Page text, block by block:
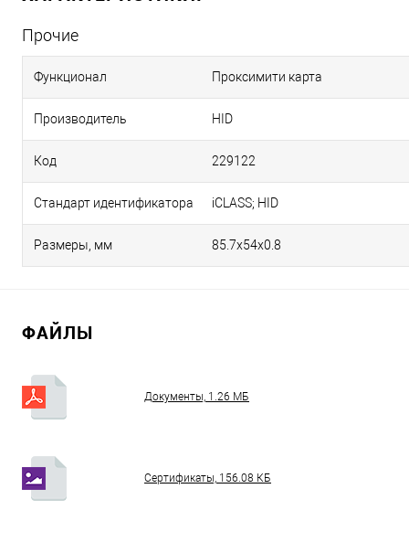
Прочие
Функционал Проксимити карта
Производитель HID
Код 229122
Стандарт идентификатора iCLASS; HID
Размеры, мм 85.7х54х0.8
ФАЙЛЫ
Документы, 1.26 МБ
Сертификаты, 156.08 КБ